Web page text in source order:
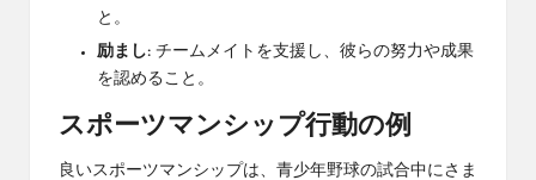
と。
励まし: チームメイトを支援し、彼らの努力や成果
を認めること。
スポーツマンシップ行動の例
良いスポーツマンシップは、青少年野球の試合中にさま